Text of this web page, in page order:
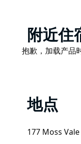
美如画的小镇
Product
List
附近住
Product
抱歉，加载产品
地点
177 Moss